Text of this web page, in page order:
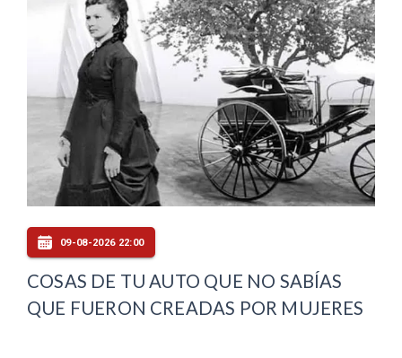
09-08-2026 22:00
COSAS DE TU AUTO QUE NO SABÍAS
QUE FUERON CREADAS POR MUJERES